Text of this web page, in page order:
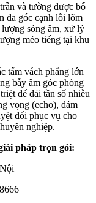
và tường được bố
đa góc cạnh lồi lõm
lượng sóng âm, xử lý
méo tiếng tại khu
tấm vách phẳng lớn
bẫy âm góc phòng
để dải tần số nhiễu
vọng (echo), đảm
đối phục vụ cho
nghiệp.
pháp trọn gói: